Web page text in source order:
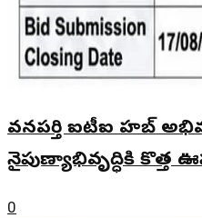
వనపర్తి ఐటీఐ హబ్
నైపుణ్యాభివృద్ధికి కొత్త
0